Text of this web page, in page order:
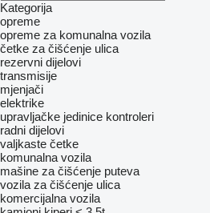
Kategorija
opreme
opreme za komunalna vozila
četke za čišćenje ulica
rezervni dijelovi
transmisije
mjenjači
elektrike
upravljačke jedinice kontroleri
radni dijelovi
valjkaste četke
komunalna vozila
mašine za čišćenje puteva
vozila za čišćenje ulica
komercijalna vozila